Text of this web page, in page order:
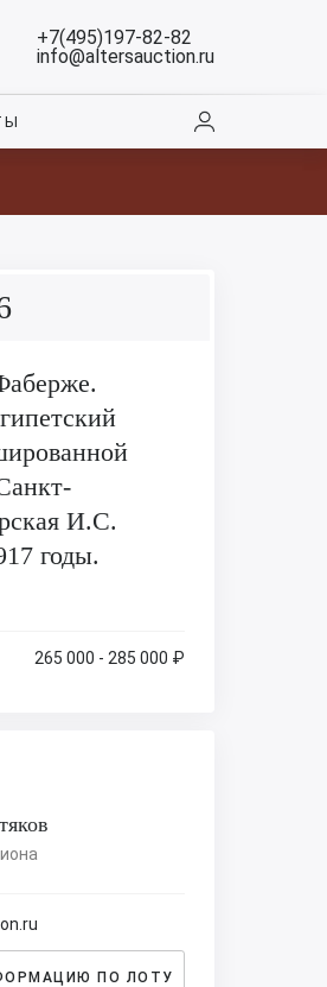
+7(495)197-82-82
info@altersauction.ru
И.С.
годы.
265 000 - 285 000 ₽
ПО ЛОТУ